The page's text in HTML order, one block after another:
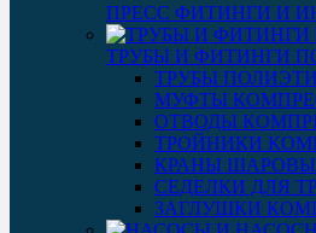
ПРЕСС ФИТИНГИ И
ТРУБЫ И ФИТИНГИ
ТРУБЫ
МУФТЫ
ОТВОДЫ
ТРОЙНИКИ
КРАНЫ
СЕДЕЛКИ ДЛЯ
ЗАГЛУШКИ